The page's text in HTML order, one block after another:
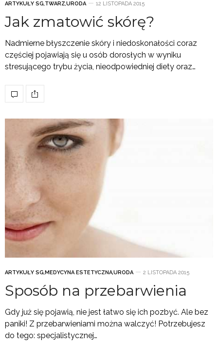
ARTYKUŁY SG,TWARZ,URODA 12 LISTOPADA 2015
Jak zmatowić skórę?
Nadmierne błyszczenie skóry i niedoskonałości coraz
częściej pojawiają się u osób dorosłych w wyniku
stresującego trybu życia, nieodpowiedniej diety oraz…
ARTYKUŁY SG,MEDYCYNA ESTETYCZNA,URODA 2 LISTOPADA 2015
Sposób na przebarwienia
Gdy już się pojawią, nie jest łatwo się ich pozbyć. Ale bez
paniki! Z przebarwieniami można walczyć! Potrzebujesz
do tego: specjalistycznej…